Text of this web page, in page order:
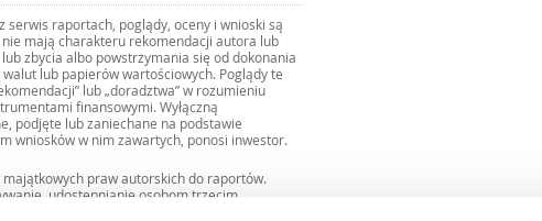
serwis raportach, poglądy, oceny i wnioski są
mają charakteru rekomendacji autora lub
zbycia albo powstrzymania się od dokonania
lub papierów wartościowych. Poglądy te
lub „doradztwa” w rozumieniu
finansowymi. Wyłączną
podjęte lub zaniechane na podstawie
wniosków w nim zawartych, ponosi inwestor.
praw autorskich do raportów.
udostępnianie osobom trzecim